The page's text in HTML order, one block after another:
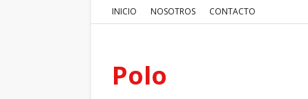
INICIO NOSOTROS CONTACTO
Polo